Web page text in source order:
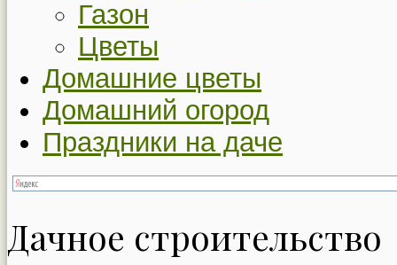
Газон
Цветы
Домашние цветы
Домашний огород
Праздники на даче
Дачное строительство